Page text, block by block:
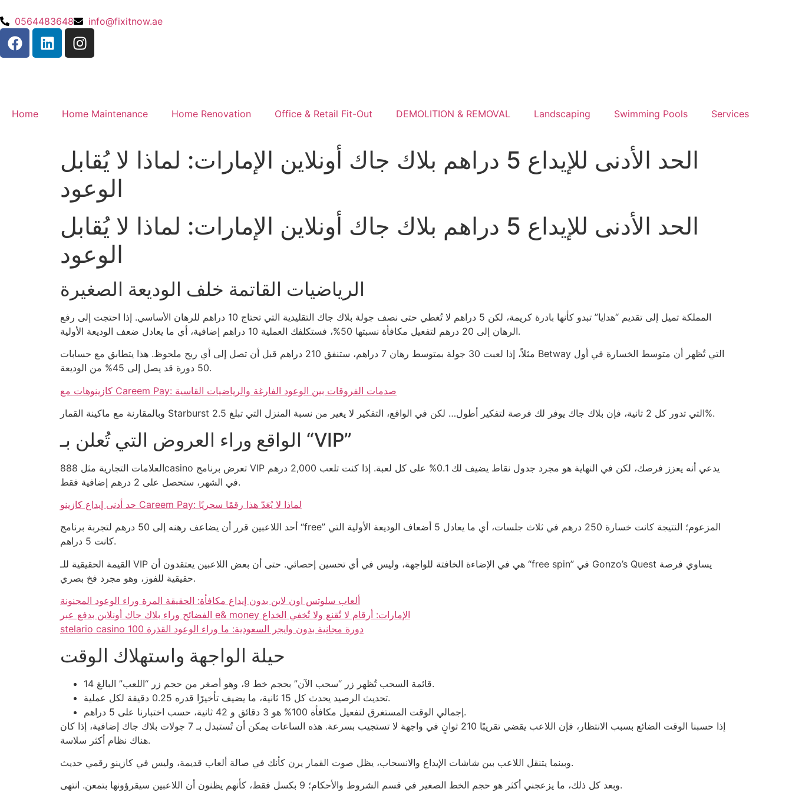
0564483648 info@fixitnow.ae
Home Home Maintenance Home Renovation Office & Retail Fit-Out DEMOLITION & REMOVAL Landscaping Swimming Pools Services
الحد الأدنى للإيداع 5 دراهم بلاك جاك أونلاين الإمارات: لماذا لا يُقابل
الوعود
الحد الأدنى للإيداع 5 دراهم بلاك جاك أونلاين الإمارات: لماذا لا يُقابل
الوعود
الرياضيات القاتمة خلف الوديعة الصغيرة
المملكة تميل إلى تقديم “هدايا” تبدو كأنها بادرة كريمة، لكن 5 دراهم لا تُغطي حتى نصف جولة بلاك جاك التقليدية التي تحتاج 10 دراهم للرهان الأساسي. إذا احتجت إلى رفع
الرهان إلى 20 درهم لتفعيل مكافأة نسبتها 50%، فستكلفك العملية 10 دراهم إضافية، أي ما يعادل ضعف الوديعة الأولية.
مثلاً، إذا لعبت 30 جولة بمتوسط رهان 7 دراهم، ستنفق 210 دراهم قبل أن تصل إلى أي ربح ملحوظ. هذا يتطابق مع حسابات Betway التي تُظهر أن متوسط الخسارة في أول
50 دورة قد يصل إلى 45% من الوديعة.
كازينوهات مع Careem Pay: صدمات الفروقات بين الوعود الفارغة والرياضيات القاسية
وبالمقارنة مع ماكينة القمار Starburst التي تدور كل 2 ثانية، فإن بلاك جاك يوفر لك فرصة لتفكير أطول… لكن في الواقع، التفكير لا يغير من نسبة المنزل التي تبلغ 2.5%.
الواقع وراء العروض التي تُعلن بـ “VIP”
العلامات التجارية مثل 888casino تعرض برنامج VIP يدعي أنه يعزز فرصك، لكن في النهاية هو مجرد جدول نقاط يضيف لك 0.1% على كل لعبة. إذا كنت تلعب 2,000 درهم
في الشهر، ستحصل على 2 درهم إضافية فقط.
حد أدنى إيداع كازينو Careem Pay: لماذا لا يُعَدّ هذا رقمًا سحريًا
أحد اللاعبين قرر أن يضاعف رهنه إلى 50 درهم لتجربة برنامج “free” المزعوم؛ النتيجة كانت خسارة 250 درهم في ثلاث جلسات، أي ما يعادل 5 أضعاف الوديعة الأولية التي
كانت 5 دراهم.
القيمة الحقيقية للـ VIP هي في الإضاءة الخافتة للواجهة، وليس في أي تحسين إحصائي. حتى أن بعض اللاعبين يعتقدون أن “free spin” في Gonzo’s Quest يساوي فرصة
حقيقية للفوز، وهو مجرد فخ بصري.
ألعاب سلوتس اون لاين بدون إيداع مكافأة: الحقيقة المرة وراء الوعود المجنونة
الفضائح وراء بلاك جاك أونلاين بدفع عبر e& money الإمارات: أرقام لا تُقنع ولا تُخفي الخداع
stelario casino 100 دورة مجانية بدون وايجر السعودية: ما وراء الوعود القذرة
حيلة الواجهة واستهلاك الوقت
قائمة السحب تُظهر زر “سحب الآن” بحجم خط 9، وهو أصغر من حجم زر “اللعب” البالغ 14.
تحديث الرصيد يحدث كل 15 ثانية، ما يضيف تأخيرًا قدره 0.25 دقيقة لكل عملية.
إجمالي الوقت المستغرق لتفعيل مكافأة 100% هو 3 دقائق و 42 ثانية، حسب اختبارنا على 5 دراهم.
إذا حسبنا الوقت الضائع بسبب الانتظار، فإن اللاعب يقضي تقريبًا 210 ثوانٍ في واجهة لا تستجيب بسرعة. هذه الساعات يمكن أن تُستبدل بـ 7 جولات بلاك جاك إضافية، إذا كان
هناك نظام أكثر سلاسة.
وبينما يتنقل اللاعب بين شاشات الإيداع والانسحاب، يظل صوت القمار يرن كأنك في صالة ألعاب قديمة، وليس في كازينو رقمي حديث.
وبعد كل ذلك، ما يزعجني أكثر هو حجم الخط الصغير في قسم الشروط والأحكام؛ 9 بكسل فقط، كأنهم يظنون أن اللاعبين سيقرؤونها بتمعن. انتهى.